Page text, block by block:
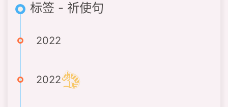
标签 - 祈使句
2022
2022